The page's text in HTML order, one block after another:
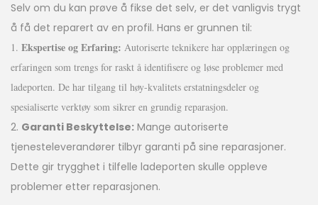
Selv om du kan prøve å fikse det selv, er det vanligvis trygt
å få det reparert av en profil. Hans er grunnen til:
1. Ekspertise og Erfaring: Autoriserte teknikere har opplæringen og
erfaringen som trengs for raskt å identifisere og løse problemer med
ladeporten. De har tilgang til høy-kvalitets erstatningsdeler og
spesialiserte verktøy som sikrer en grundig reparasjon.
2. Garanti Beskyttelse: Mange autoriserte
tjenesteleverandører tilbyr garanti på sine reparasjoner.
Dette gir trygghet i tilfelle ladeporten skulle oppleve
problemer etter reparasjonen.